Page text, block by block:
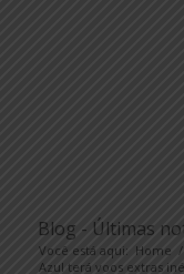
Blog - Últimas
Você está aqui: Home /
Azul terá voos extras